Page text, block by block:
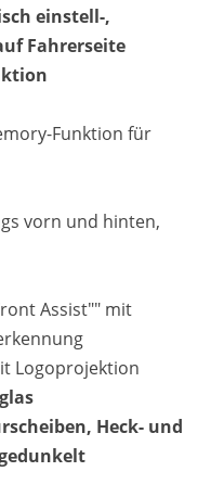
einstell-,
Fahrerseite
Funktion für
vorn und hinten,
Assist"" mit
Logoprojektion
Heck- und